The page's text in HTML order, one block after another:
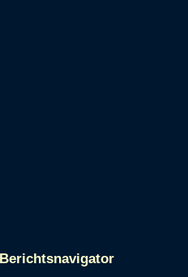
Berichtsnavigator